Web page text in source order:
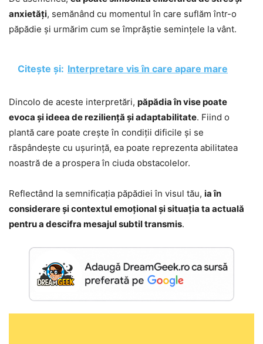
anxietăți, semănând cu momentul în care suflăm într-o
păpădie și urmărim cum se împrăștie semințele la vânt.
Citește și: Interpretare vis în care apare mare
Dincolo de aceste interpretări, păpădia în vise poate
evoca și ideea de reziliență și adaptabilitate. Fiind o
plantă care poate crește în condiții dificile și se
răspândește cu ușurință, ea poate reprezenta abilitatea
noastră de a prospera în ciuda obstacolelor.
Reflectând la semnificația păpădiei în visul tău, ia în
considerare și contextul emoțional și situația ta actuală
pentru a descifra mesajul subtil transmis.